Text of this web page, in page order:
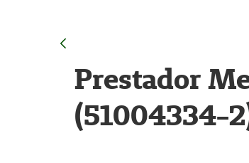
Prestador
(51004334-